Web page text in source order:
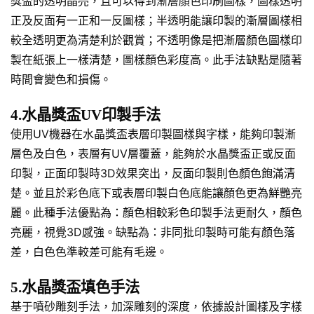
正及反面有一正和一反圖樣；半透明能讓印製的漸層圖樣相
較全透明更為清楚利於觀賞；不透明像是把漸層顏色圖樣印
製在紙張上一樣清楚，圖樣顏色彩度高。此手法缺點是隨著
時間會變色和損傷。
4.水晶獎盃UV印製手法
使用UV機器在水晶獎盃表層印製圖樣與字樣，能夠印製漸
層色及白色，表層有UV層覆蓋，能夠於水晶獎盃正或反面
印製，正面印製時3D效果突出，反面印製則色顏色飽滿清
楚。並且於彩色底下或表層印製白色底能讓顏色更為鮮艷亮
麗。此種手法優點為：顏色相較彩色印製手法更耐久，顏色
亮麗，視覺3D感強。缺點為：非同批印製時可能有顏色落
差，白色色準較差可能有毛邊。
5.水晶獎盃填色手法
基于噴砂雕刻手法，加深雕刻的深度，依據設計圖樣及字樣